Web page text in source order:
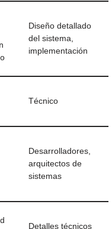
Diseño detallado
del sistema,
implementación
Técnico
Desarrolladores,
arquitectos de
sistemas
Detalles técnicos